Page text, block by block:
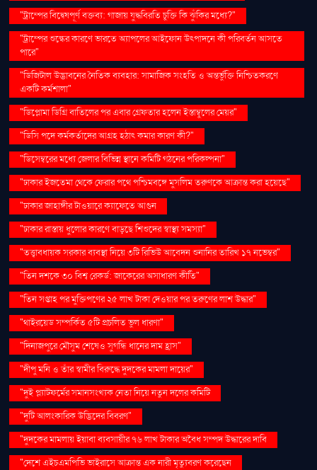
"ট্রাম্পের বিদ্বেষপূর্ণ বক্তব্য: গাজায় যুদ্ধবিরতি চুক্তি কি ঝুঁকির মধ্যে?"
"ট্রাম্পের শুল্কের কারণে ভারতে অ্যাপলের আইফোন উৎপাদনে কী পরিবর্তন আসতে
পারে"
"ডিজিটাল উদ্ভাবনের নৈতিক ব্যবহার: সামাজিক সংহতি ও অন্তর্ভুক্তি নিশ্চিতকরণে
একটি কর্মশালা"
"ডিপ্লোমা ডিগ্রি বাতিলের পর এবার গ্রেফতার হলেন ইস্তাম্বুলের মেয়র"
"ডিসি পদে কর্মকর্তাদের আগ্রহ হঠাৎ কমার কারণ কী?"
"ডিসেম্বরের মধ্যে জেলার বিভিন্ন স্থানে কমিটি গঠনের পরিকল্পনা"
"ঢাকার ইজতেমা থেকে ফেরার পথে পশ্চিমবঙ্গে মুসলিম তরুণকে আক্রান্ত করা হয়েছে"
"ঢাকার জাহাঙ্গীর টাওয়ারে ক্যাফেতে আগুন
"ঢাকার রাস্তায় ধুলোর কারণে বাড়ছে শিশুদের স্বাস্থ্য সমস্যা"
"তত্ত্বাবধায়ক সরকার ব্যবস্থা নিয়ে ৩টি রিভিউ আবেদন শুনানির তারিখ ১৭ নভেম্বর"
"তিন দশকে ৩০ বিশ্ব রেকর্ড: জাকেরের অসাধারণ কীর্তি"
"তিন সপ্তাহ পর মুক্তিপণের ২৫ লাখ টাকা দেওয়ার পর তরুণের লাশ উদ্ধার"
"থাইরয়েড সম্পর্কিত ৫টি প্রচলিত ভুল ধারণা"
"দিনাজপুরে মৌসুম শেষেও সুগন্ধি ধানের দাম হ্রাস"
"দীপু মনি ও তাঁর স্বামীর বিরুদ্ধে দুদকের মামলা দায়ের"
"দুই প্ল্যাটফর্মের সমানসংখ্যক নেতা নিয়ে নতুন দলের কমিটি
"দুটি আলংকারিক উদ্ভিদের বিবরণ"
"দুদকের মামলায় ইয়াবা ব্যবসায়ীর ৭৬ লাখ টাকার অবৈধ সম্পদ উদ্ধারের দাবি
"দেশে এইচএমপিভি ভাইরাসে আক্রান্ত এক নারী মৃত্যুবরণ করেছেন